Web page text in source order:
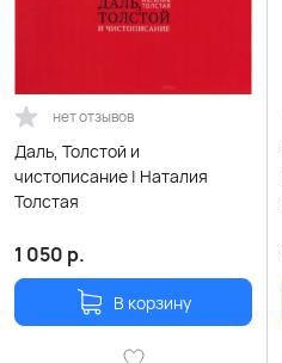
нет отзывов
Даль, Толстой и
чистописание | Наталия
Толстая
1 050 р.
В корзину